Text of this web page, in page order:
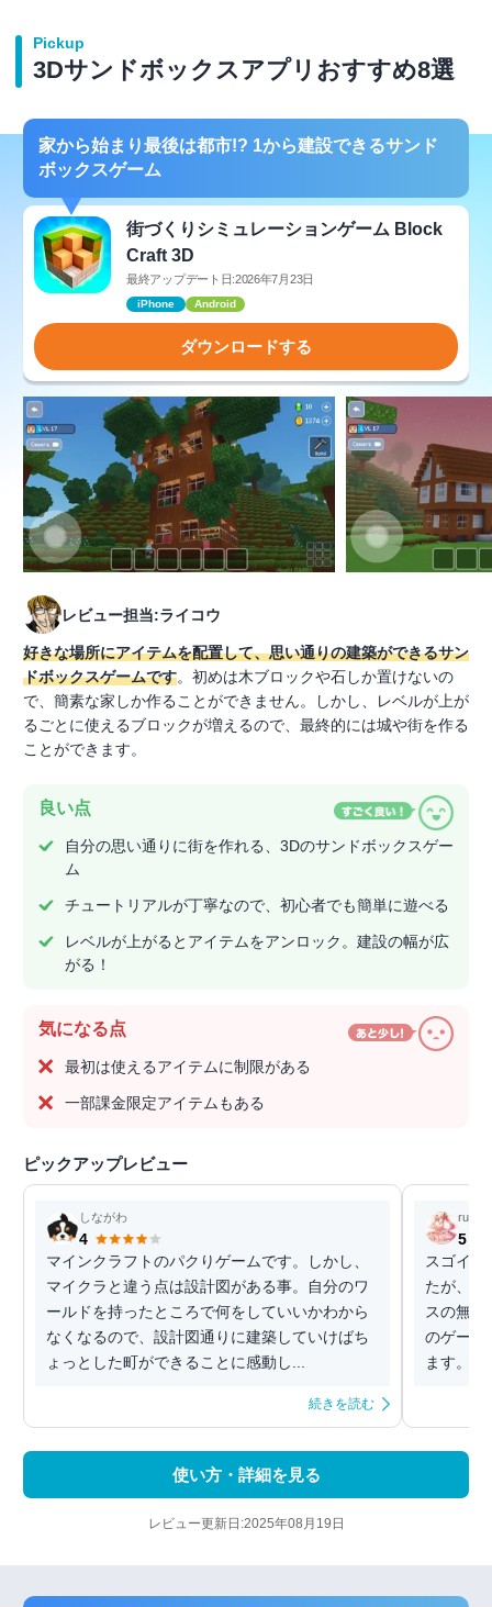
Pickup
3Dサンドボックスアプリおすすめ8選
家から始まり最後は都市!? 1から建設できるサンド
ボックスゲーム
街づくりシミュレーションゲーム Block
Craft 3D
最終アップデート日:2026年7月23日
iPhone Android
ダウンロードする
レビュー担当:ライコウ
好きな場所にアイテムを配置して、思い通りの建築ができるサン
ドボックスゲームです。初めは木ブロックや石しか置けないの
で、簡素な家しか作ることができません。しかし、レベルが上が
るごとに使えるブロックが増えるので、最終的には城や街を作る
ことができます。
良い点
自分の思い通りに街を作れる、3Dのサンドボックスゲー
ム
チュートリアルが丁寧なので、初心者でも簡単に遊べる
レベルが上がるとアイテムをアンロック。建設の幅が広
がる！
気になる点
最初は使えるアイテムに制限がある
一部課金限定アイテムもある
ピックアップレビュー
しながわ
4
マインクラフトのパクりゲームです。しかし、
マイクラと違う点は設計図がある事。自分のワ
ールドを持ったところで何をしていいかわから
なくなるので、設計図通りに建築していけばち
ょっとした町ができることに感動し...
続きを読む
ruby
5
スゴイ
たが、単
スの無
のゲーム
ます。
使い方・詳細を見る
レビュー更新日:2025年08月19日